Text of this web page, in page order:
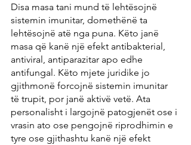
Disa masa tani mund të lehtësojnë
sistemin imunitar, domethënë ta
lehtësojnë atë nga puna. Këto janë
masa që kanë një efekt antibakterial,
antiviral, antiparazitar apo edhe
antifungal. Këto mjete juridike jo
gjithmonë forcojnë sistemin imunitar
të trupit, por janë aktivë vetë. Ata
personalisht i largojnë patogjenët ose i
vrasin ato ose pengojnë riprodhimin e
tyre ose gjithashtu kanë një efekt